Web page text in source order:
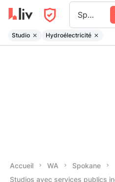
Spokane
Studio Hydroélectricité
Accueil WA
Spokane
Studios avec services publics